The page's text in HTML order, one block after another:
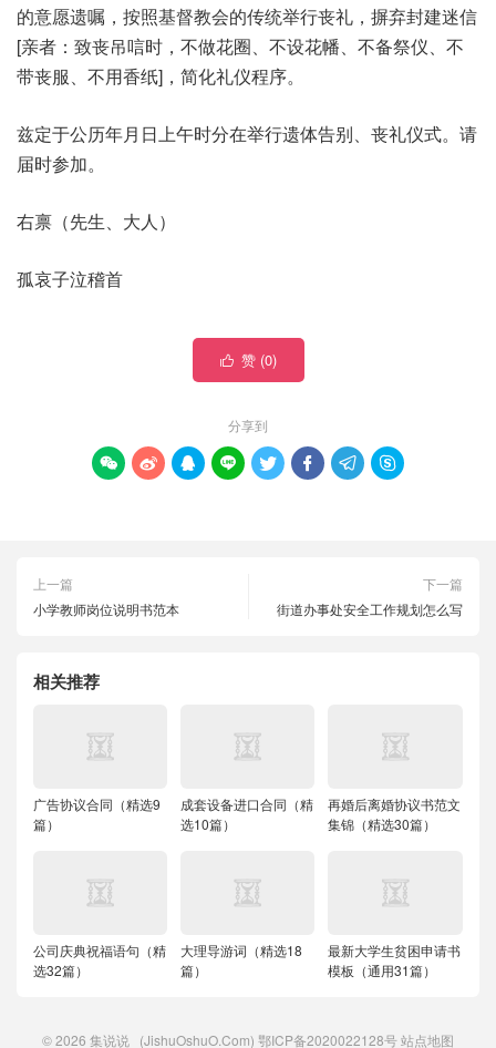
的意愿遗嘱，按照基督教会的传统举行丧礼，摒弃封建迷信
[亲者：致丧吊唁时，不做花圈、不设花幡、不备祭仪、不
带丧服、不用香纸]，简化礼仪程序。
兹定于公历年月日上午时分在举行遗体告别、丧礼仪式。请
届时参加。
右禀（先生、大人）
孤哀子泣稽首
 赞 (0)
分享到
       
上一篇
小学教师岗位说明书范本
下一篇
街道办事处安全工作规划怎么写
相关推荐
广告协议合同（精选9
篇）
成套设备进口合同（精
选10篇）
再婚后离婚协议书范文
集锦（精选30篇）
公司庆典祝福语句（精
选32篇）
大理导游词（精选18
篇）
最新大学生贫困申请书
模板（通用31篇）
© 2026 集说说 (JishuOshuO.Com) 鄂ICP备2020022128号站点地图